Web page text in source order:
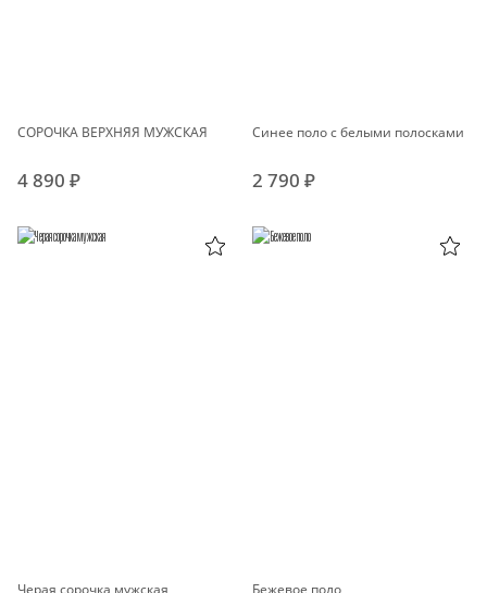
СОРОЧКА ВЕРХНЯЯ МУЖСКАЯ
4 890 ₽
Синее поло с белыми полосками
2 790 ₽
Черая сорочка мужская Бежевое поло